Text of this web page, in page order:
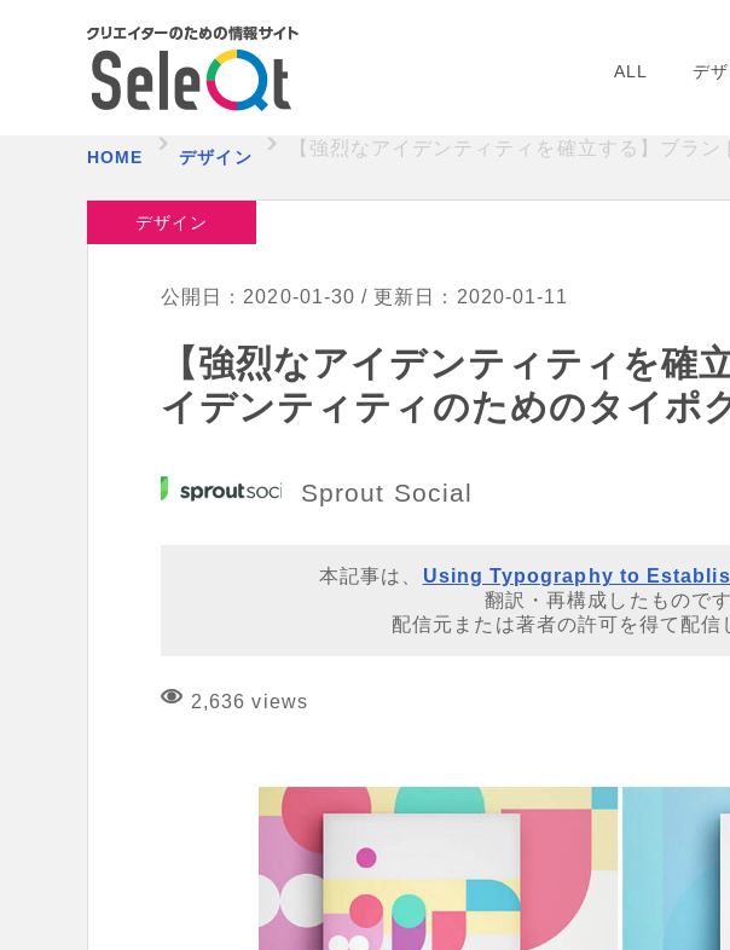
ALL デ
HOME デザイン 【強烈なアイデンティティを確立する】ブラ
デザイン
公開日：2020-01-30 / 更新日：2020-01-11
【強烈なアイデンティティを確
イデンティティのためのタイポ
Sprout Social
本記事は、 Using Typography to
翻訳・再構成したものです
配信元または著者の許可を得て配信
2,636 views